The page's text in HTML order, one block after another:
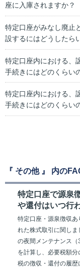
座に入庫されますか？
特定口座がみなし廃止
設するにはどうしたら
特定口座内における、
手続きにはどのくらい
特定口座内における、
手続きにはどのくらい
『 その他 』 内の
特定口座で源泉
や還付はいつ行
特定口座・源泉徴収
れた株式取引に関し
の夜間メンテナンス
を計算し、必要税額
税の徴収・還付の履